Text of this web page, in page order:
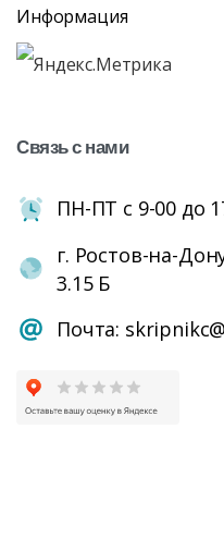
Информация
Связьснами
ПН-ПТ с 9-00 до
г. Ростов-на-
3.15 Б
Почта: